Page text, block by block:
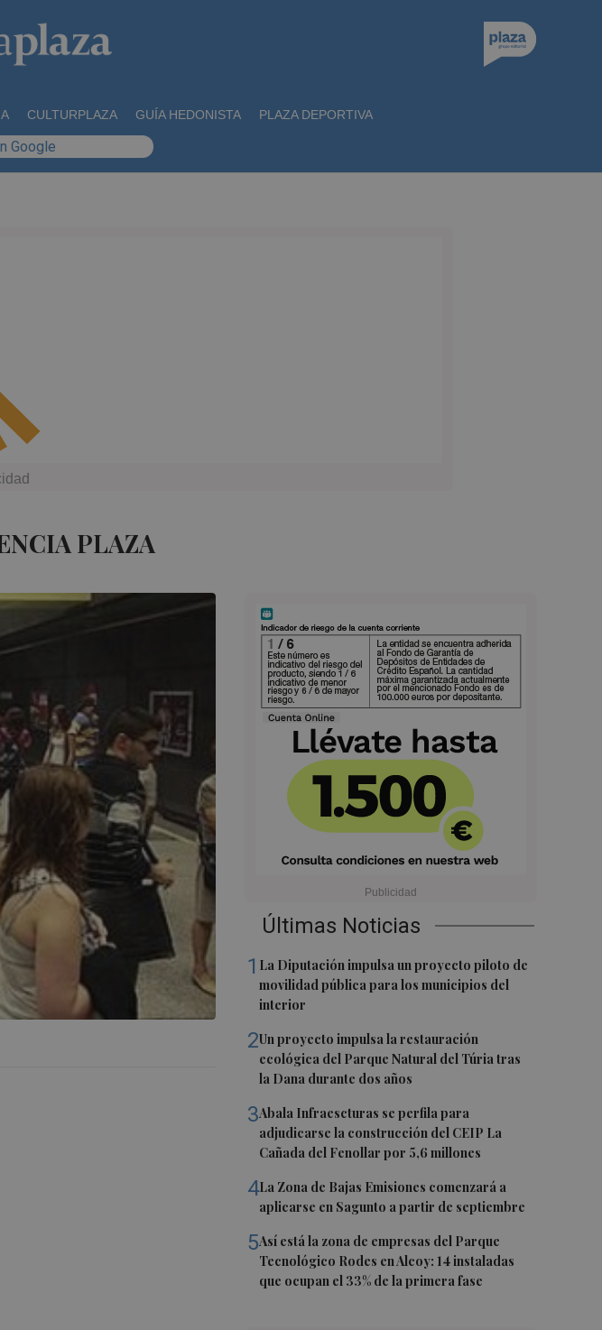
CULTURPLAZA GUÍA HEDONISTA PLAZA DEPORTIVA
Google
PLAZA
Últimas Noticias
1 La Diputación impulsa un proyecto piloto de
movilidad pública para los municipios del
interior
2Un proyecto impulsa la restauración
ecológica del Parque Natural del Túria tras
la Dana durante dos años
3Abala Infraescturas se perfila para
adjudicarse la construcción del CEIP La
Cañada del Fenollar por 5,6 millones
4La Zona de Bajas Emisiones comenzará a
aplicarse en Sagunto a partir de septiembre
5Así está la zona de empresas del Parque
Tecnológico Rodes en Alcoy: 14 instaladas
que ocupan el 33% de la primera fase